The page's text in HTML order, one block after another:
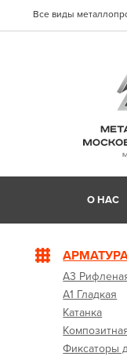
Все виды
О НАС
А3
А1 Гладкая
Катанка
Фиксаторы